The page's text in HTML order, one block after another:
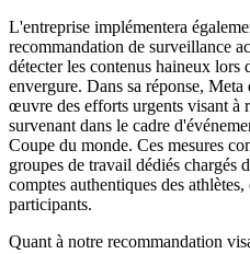
L'entreprise implémentera
recommandation de surveillance
détecter les contenus haineux lors
envergure. Dans sa réponse,
œuvre des efforts urgents visant à
survenant dans le cadre
Coupe du monde. Ces mesures
groupes de travail dédiés chargés
comptes authentiques des
participants.
Quant à notre recommandation